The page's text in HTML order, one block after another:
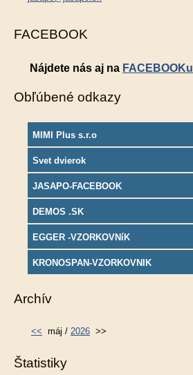
FACEBOOK
Nájdete nás aj na FACEBOOKu
Obľúbené odkazy
MIMI Plus s.r.o
Svet dvierok
JASAPO-FACEBOOK
DEMOS .SK
EGGER -VZORKOVNíK
KRONOSPAN-VZORKOVNIK
Archív
<< máj / 2026 >>
Štatistiky